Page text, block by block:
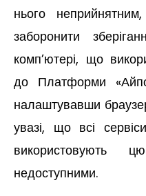
нього
заборонити
комп’ютері, що
до Платформи
налаштувавши
увазі, що всі
використовують
недоступними.